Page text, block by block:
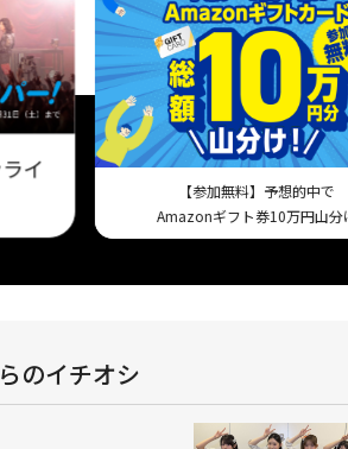
イ
【参加無料】予想的中で
Amazonギフト券10万円山分
のイチオシ